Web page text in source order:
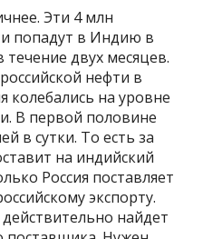
Эти 4 млн
попадут в Индию в
течение двух месяцев.
нефти в
на уровне
В первой половине
в сутки. То есть за
на индийский
Россия поставляет
экспорту.
найдет